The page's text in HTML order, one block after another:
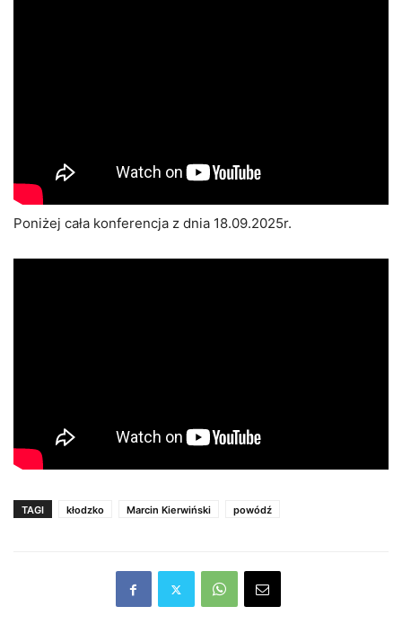
Poniżej cała konferencja z dnia 18.09.2025r.
TAGI kłodzko Marcin Kierwiński powódź